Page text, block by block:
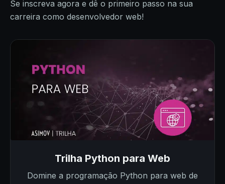
Se inscreva agora e dê o primeiro passo na sua
carreira como desenvolvedor web!
Trilha Python para Web
Domine a programação Python para web de